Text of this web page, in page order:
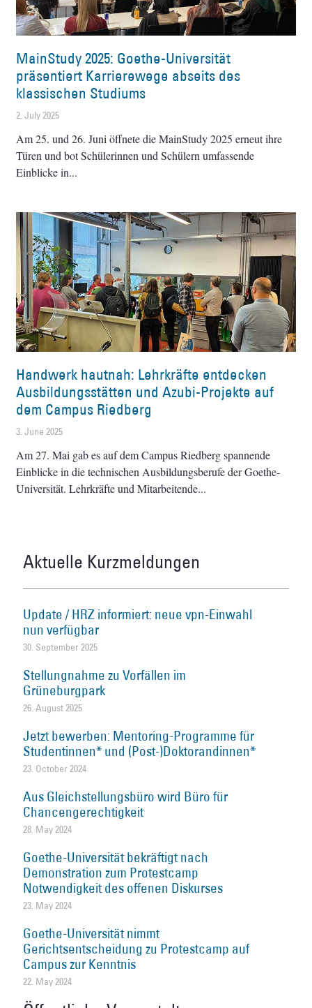
MainStudy 2025: Goethe-Universität
präsentiert Karrierewege abseits des
klassischen Studiums
2. July 2025
Am 25. und 26. Juni öffnete die MainStudy 2025 erneut ihre
Türen und bot Schülerinnen und Schülern umfassende
Einblicke in
Handwerk hautnah: Lehrkräfte entdecken
Ausbildungsstätten und Azubi-Projekte auf
dem Campus Riedberg
3. June 2025
Am 27. Mai gab es auf dem Campus Riedberg spannende
Einblicke in die technischen Ausbildungsberufe der Goethe-
Universität. Lehrkräfte und Mitarbeitende
Aktuelle Kurzmeldungen
Update / HRZ informiert: neue vpn-Einwahl
nun verfügbar
30. September 2025
Stellungnahme zu Vorfällen im
Grüneburgpark
26. August 2025
Jetzt bewerben: Mentoring-Programme für
Studentinnen* und (Post-)Doktorandinnen*
23. October 2024
Aus Gleichstellungsbüro wird Büro für
Chancengerechtigkeit
28. May 2024
Goethe-Universität bekräftigt nach
Demonstration zum Protestcamp
Notwendigkeit des offenen Diskurses
23. May 2024
Goethe-Universität nimmt
Gerichtsentscheidung zu Protestcamp auf
Campus zur Kenntnis
22. May 2024